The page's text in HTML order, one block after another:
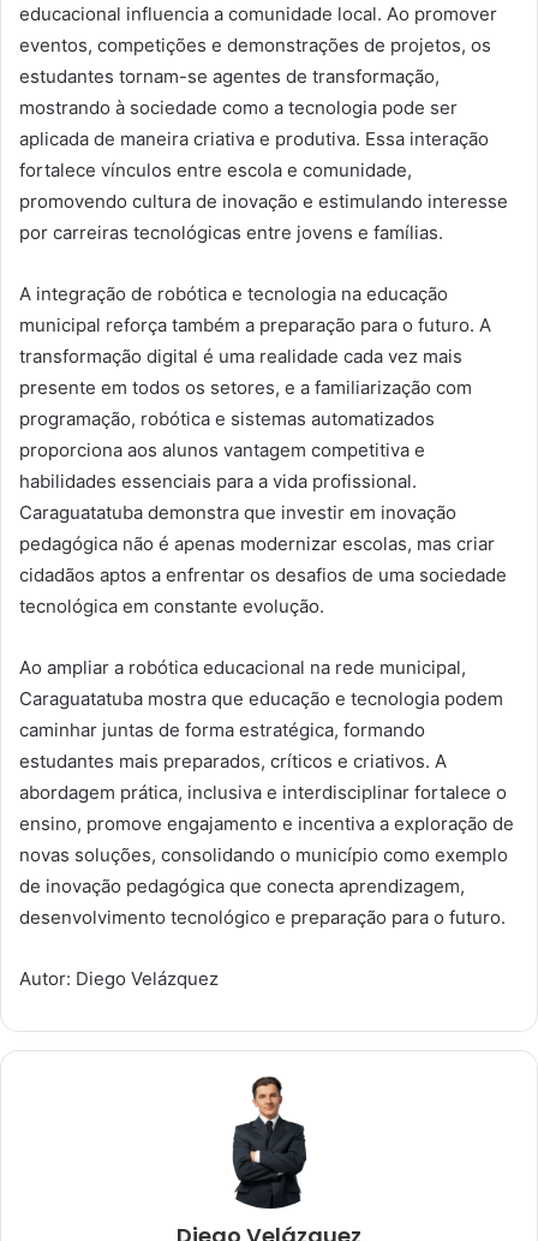
educacional influencia a comunidade local. Ao promover
eventos, competições e demonstrações de projetos, os
estudantes tornam-se agentes de transformação,
mostrando à sociedade como a tecnologia pode ser
aplicada de maneira criativa e produtiva. Essa interação
fortalece vínculos entre escola e comunidade,
promovendo cultura de inovação e estimulando interesse
por carreiras tecnológicas entre jovens e famílias.
A integração de robótica e tecnologia na educação
municipal reforça também a preparação para o futuro. A
transformação digital é uma realidade cada vez mais
presente em todos os setores, e a familiarização com
programação, robótica e sistemas automatizados
proporciona aos alunos vantagem competitiva e
habilidades essenciais para a vida profissional.
Caraguatatuba demonstra que investir em inovação
pedagógica não é apenas modernizar escolas, mas criar
cidadãos aptos a enfrentar os desafios de uma sociedade
tecnológica em constante evolução.
Ao ampliar a robótica educacional na rede municipal,
Caraguatatuba mostra que educação e tecnologia podem
caminhar juntas de forma estratégica, formando
estudantes mais preparados, críticos e criativos. A
abordagem prática, inclusiva e interdisciplinar fortalece o
ensino, promove engajamento e incentiva a exploração de
novas soluções, consolidando o município como exemplo
de inovação pedagógica que conecta aprendizagem,
desenvolvimento tecnológico e preparação para o futuro.
Autor: Diego Velázquez